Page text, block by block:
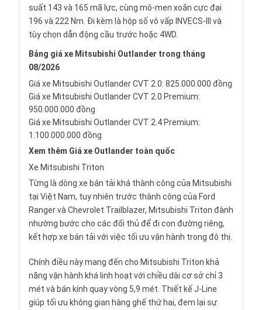
suất 143 và 165 mã lực, cùng mô-men xoắn cực đại
196 và 222 Nm. Đi kèm là hộp số vô vấp INVECS-III
và
tùy chọn dẫn động cầu trước hoặc 4WD.
Bảng giá xe Mitsubishi Outlander trong tháng
08/2026
Giá xe Mitsubishi Outlander CVT 2.0: 825.000.000 đồng
Giá xe Mitsubishi Outlander CVT 2.0 Premium:
950.000.000 đồng
Giá xe Mitsubishi Outlander CVT 2.4 Premium:
1.100.000.000 đồng
Xem thêm Giá xe Outlander toàn quốc
Xe Mitsubishi Triton
Từng là dòng xe bán tải khá thành công của Mitsubishi
tại Việt Nam, tuy nhiên trước thành công của Ford
RangervàChevrolet Trailblazer, Mitsubishi Triton đành
nhường bước cho các đối thủ để đi con đường riêng,
kết hợp xe bán tải với việc tối ưu vận hành trong đô thị.
Chính điều này mang đến cho Mitsubishi Triton khả
năng vận hành khá linh hoạt với chiều dài cơ sở chỉ 3
mét và bán kính quay vòng 5,9 mét. Thiết kế J-Line
giúp tối ưu không gian hàng ghế thứ hai, đem lại sự